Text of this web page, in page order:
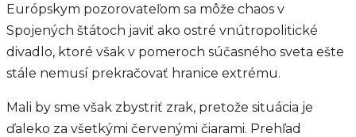
Európskym pozorovateľom sa môže chaos v
Spojených štátoch javiť ako ostré vnútropolitické
divadlo, ktoré však v pomeroch súčasného sveta ešte
stále nemusí prekračovať hranice extrému.
Mali by sme však zbystriť zrak, pretože situácia je
ďaleko za všetkými červenými čiarami. Prehľad